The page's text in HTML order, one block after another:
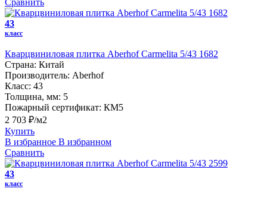
43
класс
Кварцвиниловая плитка Aberhof Carmelita 5/43 1682
Страна: Китай
Производитель: Aberhof
Класс: 43
Толщина, мм: 5
Пожарный сертификат: КМ5
2 703 ₽/м2
Купить
В избранное В избранном
Сравнить
43
класс